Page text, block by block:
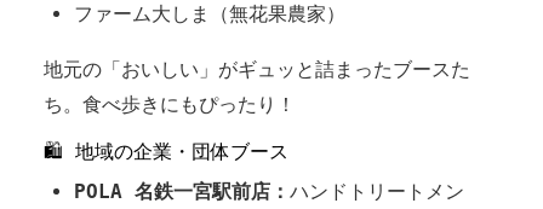
ファーム大しま（無花果農家）
地元の「おいしい」がギュッと詰まったブースた
ち。食べ歩きにもぴったり！
🛍 地域の企業・団体ブース
POLA 名鉄一宮駅前店： ハンドトリートメン